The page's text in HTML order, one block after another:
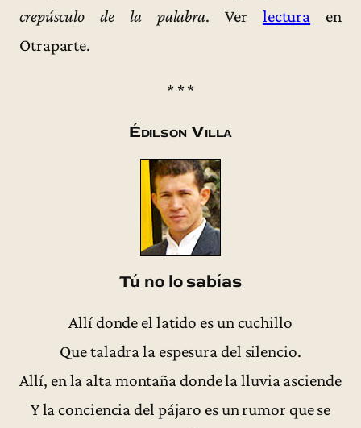
crepúsculo de la palabra. Ver lectura en
Otraparte.
* * *
Édilson Villa
Tú no lo sabías
Allí donde el latido es un cuchillo
Que taladra la espesura del silencio.
Allí, en la alta montaña donde la lluvia asciende
Y la conciencia del pájaro es un rumor que se